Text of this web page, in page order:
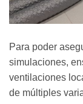
Para poder
simulaciones,
ventilaciones
de múltiples